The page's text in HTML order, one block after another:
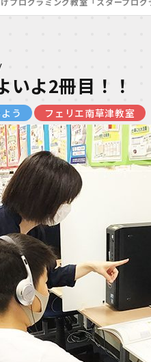
よ2冊目！！
う フェリエ南草津教室